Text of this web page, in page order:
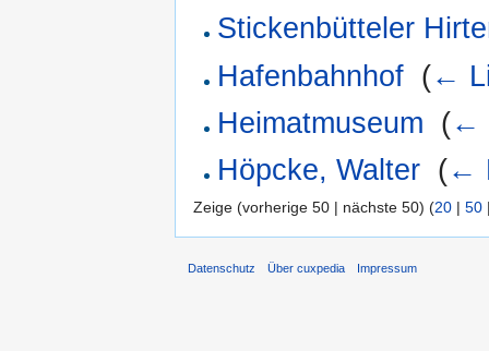
Stickenbütteler
Hafenbahnhof (←
Heimatmuseum (←
Höpcke, Walter (←
Zeige (vorherige 50 | nächste 50) (20 | 50
Datenschutz Über cuxpedia Impressum